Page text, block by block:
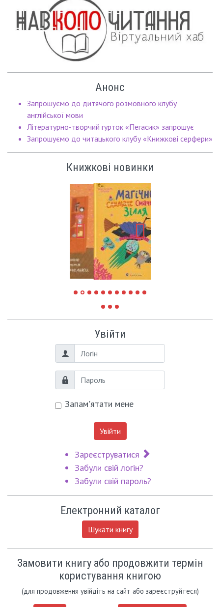
Анонс
Запрошуємо до дитячого розмовного клубу
англійської мови
Літературно-творчий гурток «Пегасик» запрошує
Запрошуємо до читацького клубу «Книжкові серфери»
Книжкові новинки
Увійти
Логін
Пароль
Запам'ятати мене
Увійти
Зареєструватися
Забули свій логін?
Забули свій пароль?
Електронний каталог
Шукати книгу
Замовити книгу або продовжити термін
користування книгою
(для продовження увійдіть на сайт або зареєструйтеся)